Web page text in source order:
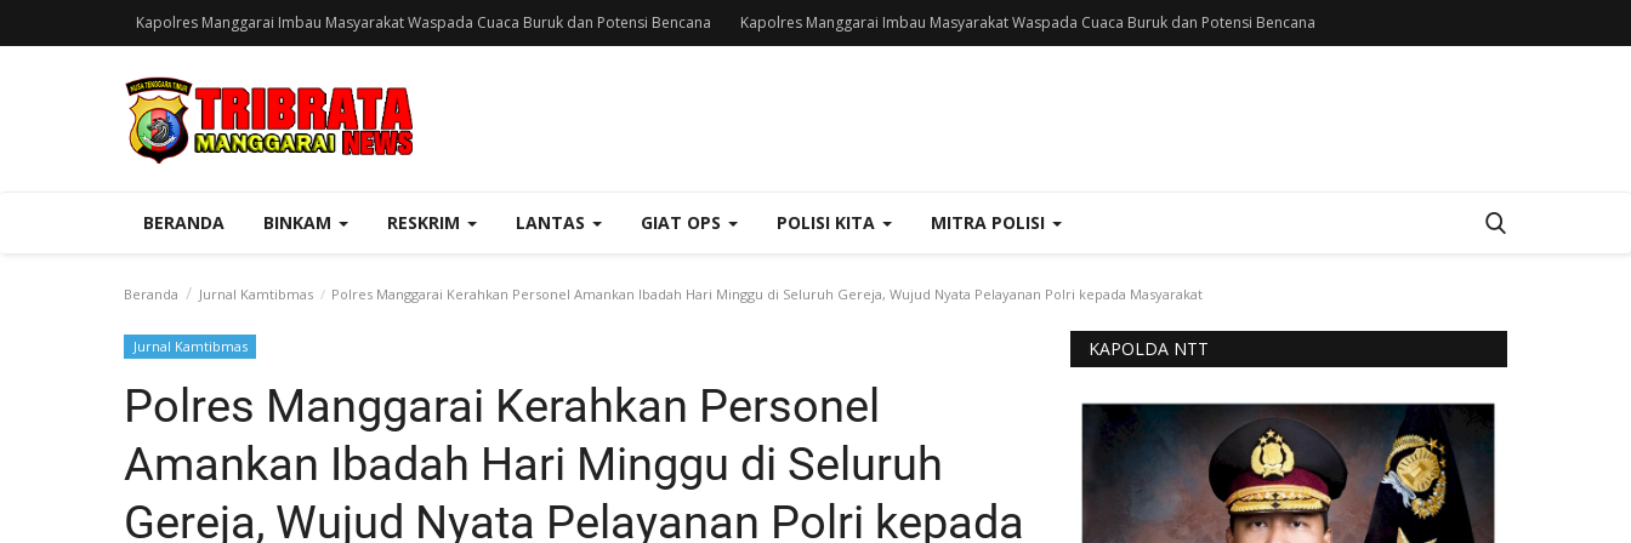
Kapolres Manggarai Imbau Masyarakat Waspada Cuaca Buruk dan Potensi Bencana Kapolres Manggarai Imbau Masyarakat Waspada Cuaca Buruk dan Potensi Bencana
BERANDA BINKAM RESKRIM LANTAS GIAT OPS POLISI KITA MITRA POLISI
Beranda Jurnal Kamtibmas Polres Manggarai Kerahkan Personel Amankan Ibadah Hari Minggu di Seluruh Gereja, Wujud Nyata Pelayanan Polri kepada Masyarakat
Jurnal Kamtibmas
Polres Manggarai Kerahkan Personel
Amankan Ibadah Hari Minggu di Seluruh
Gereja, Wujud Nyata Pelayanan Polri kepada
KAPOLDA NTT